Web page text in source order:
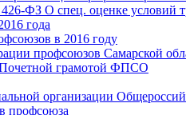
ФЗ О спец. оценке условий
года
в 2016 году
профсоюзов Самарской
грамотой ФПСО
организации
профсоюза